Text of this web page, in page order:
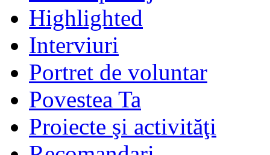
Highlighted
Interviuri
Portret de voluntar
Povestea Ta
Proiecte şi activităţi